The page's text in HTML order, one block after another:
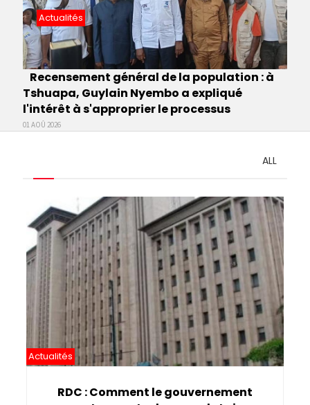
Actualités
Recensement général de la population : à
Tshuapa, Guylain Nyembo a expliqué
l'intérêt à s'approprier le processus
01 AOÛ 2026
ALL
Actualités
RDC : Comment le gouvernement
Pagination